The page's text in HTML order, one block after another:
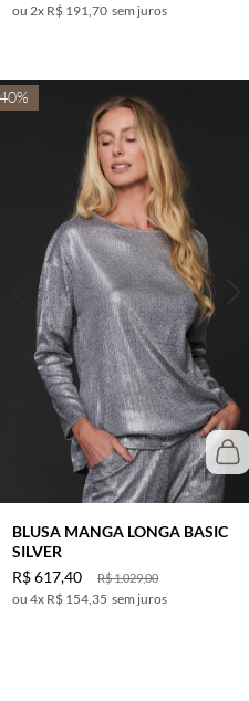
2x R$ 191,70 sem juros
40%
BLUSA MANGA LONGA BASIC
SILVER
R$1.029,00
R$617,40
4x R$ 154,35 sem juros